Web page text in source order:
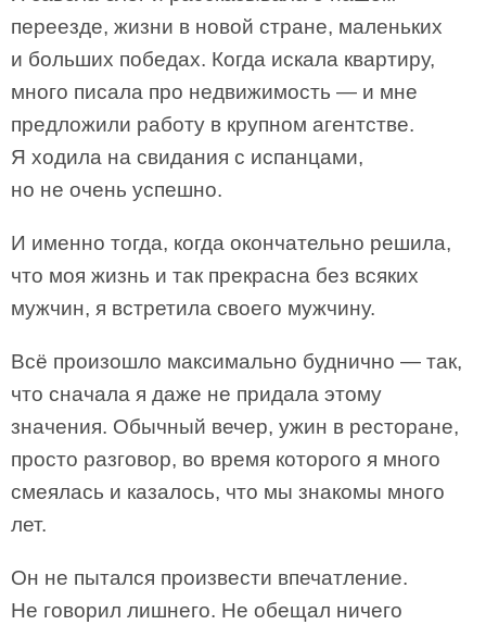
переезде, жизни в новой стране, маленьких
и больших победах. Когда искала квартиру,
много писала про недвижимость — и мне
предложили работу в крупном агентстве.
Я ходила на свидания с испанцами,
но не очень успешно.
И именно тогда, когда окончательно решила,
что моя жизнь и так прекрасна без всяких
мужчин, я встретила своего мужчину.
Всё произошло максимально буднично — так,
что сначала я даже не придала этому
значения. Обычный вечер, ужин в ресторане,
просто разговор, во время которого я много
смеялась и казалось, что мы знакомы много
лет.
Он не пытался произвести впечатление.
Не говорил лишнего. Не обещал ничего